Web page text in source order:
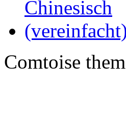
Comtoise